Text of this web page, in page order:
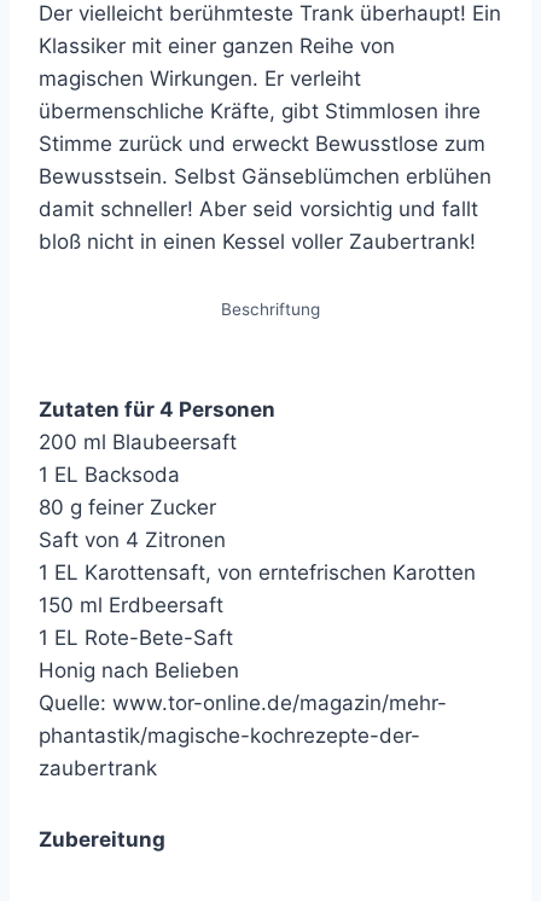
Der vielleicht berühmteste Trank überhaupt! Ein
Klassiker mit einer ganzen Reihe von
magischen Wirkungen. Er verleiht
übermenschliche Kräfte, gibt Stimmlosen ihre
Stimme zurück und erweckt Bewusstlose zum
Bewusstsein. Selbst Gänseblümchen erblühen
damit schneller! Aber seid vorsichtig und fallt
bloß nicht in einen Kessel voller Zaubertrank!
Beschriftung
Zutaten für 4 Personen
200 ml Blaubeersaft
1 EL Backsoda
80 g feiner Zucker
Saft von 4 Zitronen
1 EL Karottensaft, von erntefrischen Karotten
150 ml Erdbeersaft
1 EL Rote-Bete-Saft
Honig nach Belieben
Quelle: www.tor-online.de/magazin/mehr-
phantastik/magische-kochrezepte-der-
zaubertrank
Zubereitung